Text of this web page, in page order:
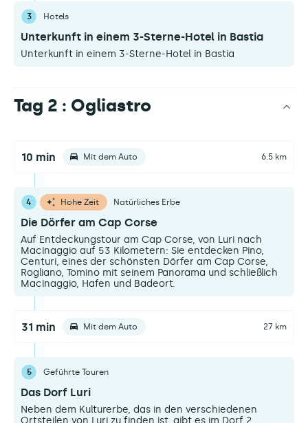
3 Hotels
Unterkunft in einem 3-Sterne-Hotel in Bastia
Unterkunft in einem 3-Sterne-Hotel in Bastia
Tag 2 : Ogliastro
10 min Mit dem Auto 6.5 km
4 Hohe Zeit Natürliches Erbe
Die Dörfer am Cap Corse
Auf Entdeckungstour am Cap Corse, von Luri nach
Macinaggio auf 53 Kilometern: Sie entdecken Pino,
Centuri, eines der schönsten Dörfer am Cap Corse,
Rogliano, Tomino mit seinem Panorama und schließlich
Macinaggio, Hafen und Badeort.
31 min Mit dem Auto 27 km
5 Geführte Touren
Das Dorf Luri
Neben dem Kulturerbe, das in den verschiedenen
Ortsteilen von Luri zu finden ist, gibt es im Dorf 2